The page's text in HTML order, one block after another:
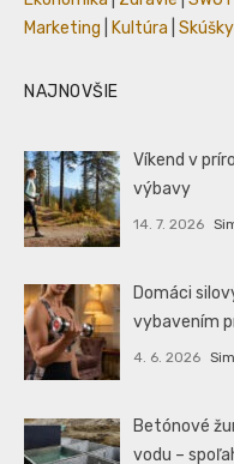
Marketing
Kultúra Skúšky
NAJNOVŠIE
Víkend v
výbavy
14. 7. 2026
Domáci
vybavením
4. 6. 2026
Betónové
vodu –